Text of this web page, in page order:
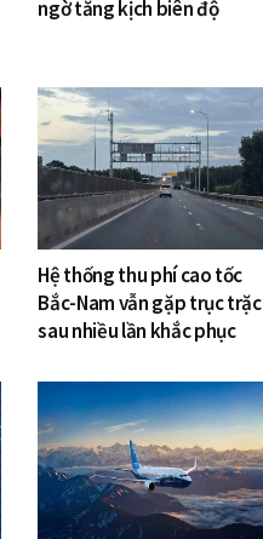
ngờ tăng kịch biên độ
Hệ thống thu phí cao tốc
Bắc-Nam vẫn gặp trục trặc
sau nhiều lần khắc phục